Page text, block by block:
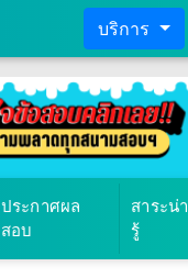
บริการ
ประกาศผล
สอบ
สาระน่า
รู้